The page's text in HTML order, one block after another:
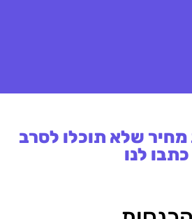
שלא תוכלו לסרב
כתבו לנו